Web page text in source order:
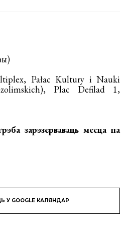
Pałac Kultury i Nauki
Plac Defilad 1,
зарэзерваваць месца па
У GOOGLE КАЛЯНДАР